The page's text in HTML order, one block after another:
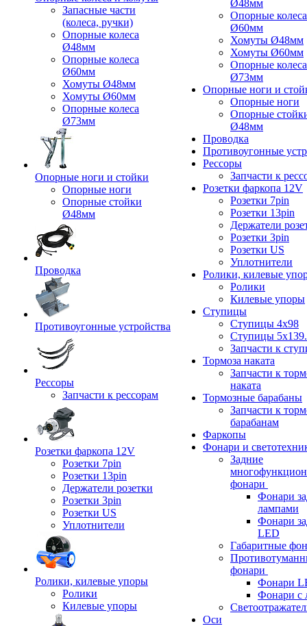
Запасные части
(колеса, ручки)
Опорные колеса
Ø48мм
Опорные колеса
Ø60мм
Хомуты Ø48мм
Хомуты Ø60мм
Опорные колеса
Ø73мм
Опорные ноги и стойки
Опорные ноги
Опорные стойки
Ø48мм
Проводка
Противоугонные устройства
Рессоры
Запчасти к рессорам
Розетки фаркопа 12V
Розетки 7pin
Розетки 13pin
Держатели розетки
Розетки 3pin
Розетки US
Уплотнители
Ролики, килевые упоры
Ролики
Килевые упоры
Ø48мм
Опорные колеса
Ø60мм
Хомуты Ø48мм
Хомуты Ø60мм
Опорные колеса
Ø73мм
Опорные ноги и
Опорные ноги
Опорные
Ø48мм
Проводка
Противоугонные
Рессоры
Запчасти к
Розетки фаркопа 12V
Розетки 7pin
Розетки 13pin
Держатели
Розетки 3pin
Розетки US
Уплотнители
Ролики, килевые
Ролики
Килевые упоры
Ступицы
Ступицы 4x98
Ступицы
Запчасти к
Тормоза наката
Запчасти к
наката
Тормозные барабаны
Запчасти к
барабанам
Фаркопы
Фонари и
Задние
фонари
Фонари
лампами
Фонари
LED
Габаритные
фонари
Фонари
Фонари с
Оси